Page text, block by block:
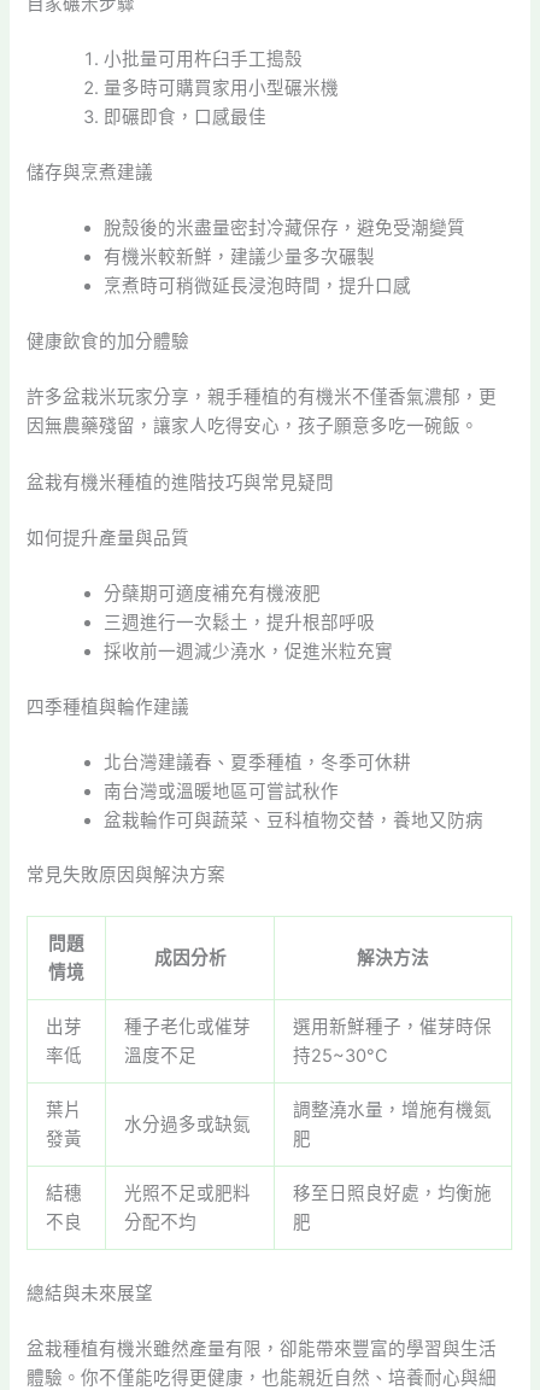
小批量可用杵臼手工搗殼
量多時可購買家用小型碾米機
即碾即食，口感最佳
儲存與烹煮建議
脫殼後的米盡量密封冷藏保存，避免受潮變質
有機米較新鮮，建議少量多次碾製
烹煮時可稍微延長浸泡時間，提升口感
健康飲食的加分體驗
許多盆栽米玩家分享，親手種植的有機米不僅香氣濃郁，更
因無農藥殘留，讓家人吃得安心，孩子願意多吃一碗飯。
盆栽有機米種植的進階技巧與常見疑問
如何提升產量與品質
分蘗期可適度補充有機液肥
三週進行一次鬆土，提升根部呼吸
採收前一週減少澆水，促進米粒充實
四季種植與輪作建議
北台灣建議春、夏季種植，冬季可休耕
南台灣或溫暖地區可嘗試秋作
盆栽輪作可與蔬菜、豆科植物交替，養地又防病
常見失敗原因與解決方案
問題
情境
成因分析 解決方法
出芽
率低
種子老化或催芽
溫度不足
選用新鮮種子，催芽時保
持25~30°C
葉片
發黃
水分過多或缺氮
調整澆水量，增施有機氮
肥
結穗
不良
光照不足或肥料
分配不均
移至日照良好處，均衡施
肥
總結與未來展望
盆栽種植有機米雖然產量有限，卻能帶來豐富的學習與生活
體驗。你不僅能吃得更健康，也能親近自然、培養耐心與細